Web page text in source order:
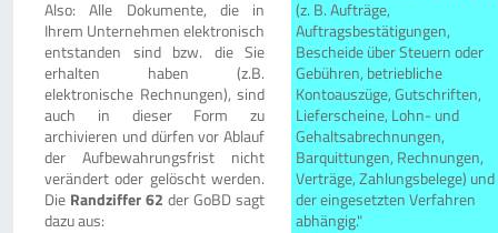
Also: Alle Dokumente, die in
Ihrem Unternehmen elektronisch
entstanden sind bzw. die Sie
erhalten haben (z.B.
elektronische Rechnungen), sind
auch in dieser Form zu
archivieren und dürfen vor Ablauf
der Aufbewahrungsfrist nicht
verändert oder gelöscht werden.
Die Randziffer 62 der GoBD sagt
dazu aus:
(z. B. Aufträge,
Auftragsbestätigungen,
Bescheide über Steuern oder
Gebühren, betriebliche
Kontoauszüge, Gutschriften,
Lieferscheine, Lohn- und
Gehaltsabrechnungen,
Barquittungen, Rechnungen,
Verträge, Zahlungsbelege) und
der eingesetzten Verfahren
abhängig."